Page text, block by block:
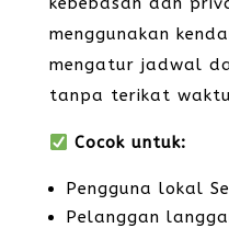
menggunakan
mengatur jadwal
tanpa terikat
Cocok untuk:
Pengguna lokal
Pelanggan